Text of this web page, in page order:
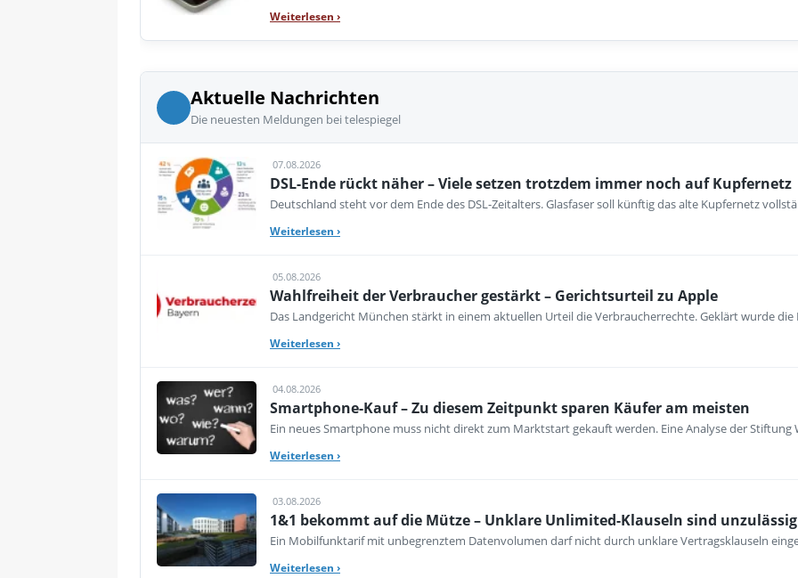
Weiterlesen ›
Aktuelle Nachrichten
Die neuesten Meldungen bei telespiegel
07.08.2026
DSL-Ende rückt näher – Viele setzen trotzdem immer noch auf Kupfernetz
Deutschland steht vor dem Ende des DSL-Zeitalters. Glasfaser soll künftig das alte Kupfernetz
Weiterlesen ›
05.08.2026
Wahlfreiheit der Verbraucher gestärkt – Gerichtsurteil zu Apple
Das Landgericht München stärkt in einem aktuellen Urteil die Verbraucherrechte. Geklärt wurde die
Weiterlesen ›
04.08.2026
Smartphone-Kauf – Zu diesem Zeitpunkt sparen Käufer am meisten
Ein neues Smartphone muss nicht direkt zum Marktstart gekauft werden. Eine Analyse der Stiftung
Weiterlesen ›
03.08.2026
1&1 bekommt auf die Mütze – Unklare Unlimited-Klauseln sind unzulässig
Ein Mobilfunktarif mit unbegrenztem Datenvolumen darf nicht durch unklare Vertragsklauseln
Weiterlesen ›